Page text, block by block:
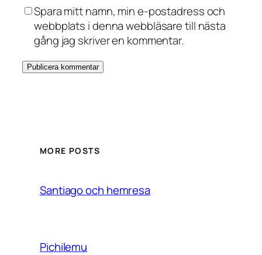
Spara mitt namn, min e-postadress och
webbplats i denna webbläsare till nästa
gång jag skriver en kommentar.
MORE POSTS
Santiago och hemresa
Pichilemu